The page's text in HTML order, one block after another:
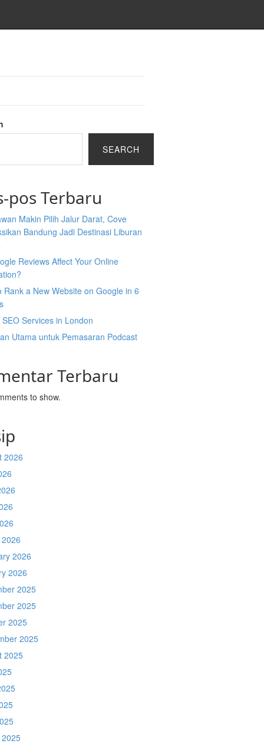
SEARCH
pos Terbaru
Makin Pilih Jalur Darat, Cove
Bandung Jadi Destinasi Liburan
Reviews Affect Your Online
Rank a New Website on Google in 6
Services in London
Utama untuk Pemasaran Podcast
Terbaru
to show.
2026
2026
2026
2025
2025
2025
2025
2025